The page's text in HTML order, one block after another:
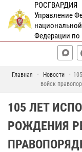
РОСГВАРДИЯ
Управление
Федерации
Главная Новости
войск
105 ЛЕТ
РОЖДЕНИЯ